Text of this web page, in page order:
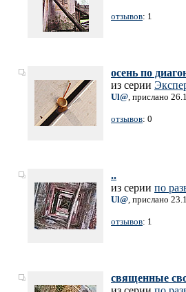
отзывов: 1
осень по
из серии
Ul@, прислано
отзывов: 0
..
из серии по
Ul@, прислано
отзывов: 1
священные